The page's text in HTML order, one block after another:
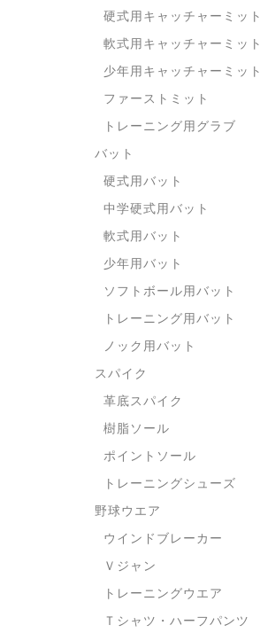
硬式用キャッチャーミット
軟式用キャッチャーミット
少年用キャッチャーミット
ファーストミット
トレーニング用グラブ
バット
硬式用バット
中学硬式用バット
軟式用バット
少年用バット
ソフトボール用バット
トレーニング用バット
ノック用バット
スパイク
革底スパイク
樹脂ソール
ポイントソール
トレーニングシューズ
野球ウエア
ウインドブレーカー
Ｖジャン
トレーニングウエア
Ｔシャツ・ハーフパンツ